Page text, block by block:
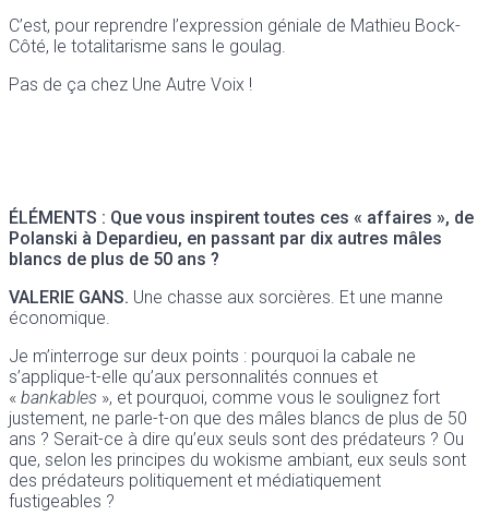
C’est, pour reprendre l’expression géniale de Mathieu Bock-
Côté, le totalitarisme sans le goulag.
Pas de ça chez Une Autre Voix !
ÉLÉMENTS : Que vous inspirent toutes ces « affaires », de
Polanski à Depardieu, en passant par dix autres mâles
blancs de plus de 50 ans ?
VALERIE GANS. Une chasse aux sorcières. Et une manne
économique.
Je m’interroge sur deux points : pourquoi la cabale ne
s’applique-t-elle qu’aux personnalités connues et
« bankables », et pourquoi, comme vous le soulignez fort
justement, ne parle-t-on que des mâles blancs de plus de 50
ans ? Serait-ce à dire qu’eux seuls sont des prédateurs ? Ou
que, selon les principes du wokisme ambiant, eux seuls sont
des prédateurs politiquement et médiatiquement
fustigeables ?